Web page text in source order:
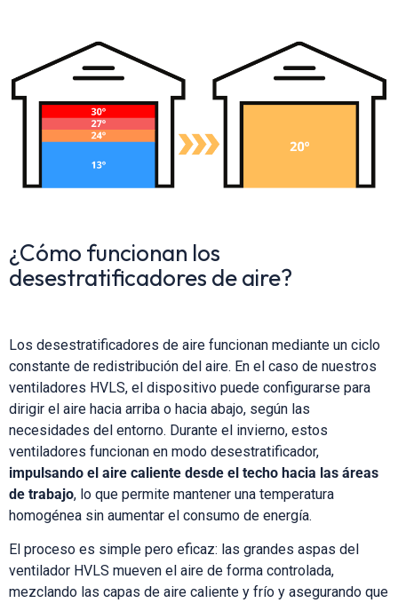
¿Cómo funcionan los
desestratificadores de aire?
Los desestratificadores de aire funcionan mediante un ciclo
constante de redistribución del aire. En el caso de nuestros
ventiladores HVLS, el dispositivo puede configurarse para
dirigir el aire hacia arriba o hacia abajo, según las
necesidades del entorno. Durante el invierno, estos
ventiladores funcionan en modo desestratificador,
impulsando el aire caliente desde el techo hacia las áreas
de trabajo, lo que permite mantener una temperatura
homogénea sin aumentar el consumo de energía.
El proceso es simple pero eficaz: las grandes aspas del
ventilador HVLS mueven el aire de forma controlada,
mezclando las capas de aire caliente y frío y asegurando que